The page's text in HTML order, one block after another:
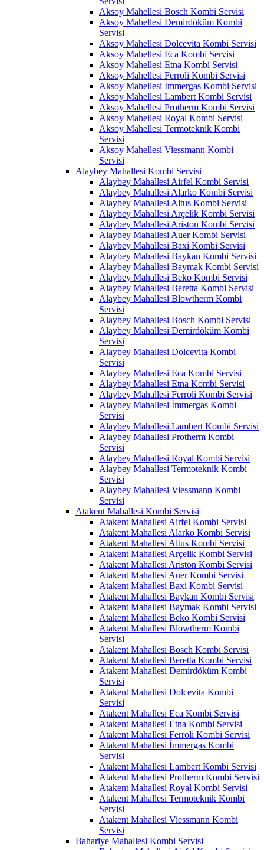
Aksoy Mahellesi Bosch Kombi Servisi
Aksoy Mahellesi Demirdöküm Kombi
Servisi
Aksoy Mahellesi Dolcevita Kombi Servisi
Aksoy Mahellesi Eca Kombi Servisi
Aksoy Mahellesi Etna Kombi Servisi
Aksoy Mahellesi Ferroli Kombi Servisi
Aksoy Mahellesi İmmergas Kombi Servisi
Aksoy Mahellesi Lambert Kombi Servisi
Aksoy Mahellesi Protherm Kombi Servisi
Aksoy Mahellesi Royal Kombi Servisi
Aksoy Mahellesi Termoteknik Kombi
Servisi
Aksoy Mahellesi Viessmann Kombi
Servisi
Alaybey Mahallesi Kombi Servisi
Alaybey Mahallesi Airfel Kombi Servisi
Alaybey Mahallesi Alarko Kombi Servisi
Alaybey Mahallesi Altus Kombi Servisi
Alaybey Mahallesi Arçelik Kombi Servisi
Alaybey Mahallesi Ariston Kombi Servisi
Alaybey Mahallesi Auer Kombi Servisi
Alaybey Mahallesi Baxi Kombi Servisi
Alaybey Mahallesi Baykan Kombi Servisi
Alaybey Mahallesi Baymak Kombi Servisi
Alaybey Mahallesi Beko Kombi Servisi
Alaybey Mahallesi Beretta Kombi Servisi
Alaybey Mahallesi Blowtherm Kombi
Servisi
Alaybey Mahallesi Bosch Kombi Servisi
Alaybey Mahallesi Demirdöküm Kombi
Servisi
Alaybey Mahallesi Dolcevita Kombi
Servisi
Alaybey Mahallesi Eca Kombi Servisi
Alaybey Mahallesi Etna Kombi Servisi
Alaybey Mahallesi Ferroli Kombi Servisi
Alaybey Mahallesi İmmergas Kombi
Servisi
Alaybey Mahallesi Lambert Kombi Servisi
Alaybey Mahallesi Protherm Kombi
Servisi
Alaybey Mahallesi Royal Kombi Servisi
Alaybey Mahallesi Termoteknik Kombi
Servisi
Alaybey Mahallesi Viessmann Kombi
Servisi
Atakent Mahallesi Kombi Servisi
Atakent Mahallesi Airfel Kombi Servisi
Atakent Mahallesi Alarko Kombi Servisi
Atakent Mahallesi Altus Kombi Servisi
Atakent Mahallesi Arçelik Kombi Servisi
Atakent Mahallesi Ariston Kombi Servisi
Atakent Mahallesi Auer Kombi Servisi
Atakent Mahallesi Baxi Kombi Servisi
Atakent Mahallesi Baykan Kombi Servisi
Atakent Mahallesi Baymak Kombi Servisi
Atakent Mahallesi Beko Kombi Servisi
Atakent Mahallesi Blowtherm Kombi
Servisi
Atakent Mahallesi Bosch Kombi Servisi
Atakent Mahallesi Beretta Kombi Servisi
Atakent Mahallesi Demirdöküm Kombi
Servisi
Atakent Mahallesi Dolcevita Kombi
Servisi
Atakent Mahallesi Eca Kombi Servisi
Atakent Mahallesi Etna Kombi Servisi
Atakent Mahallesi Ferroli Kombi Servisi
Atakent Mahallesi İmmergas Kombi
Servisi
Atakent Mahallesi Lambert Kombi Servisi
Atakent Mahallesi Protherm Kombi Servisi
Atakent Mahallesi Royal Kombi Servisi
Atakent Mahallesi Termoteknik Kombi
Servisi
Atakent Mahallesi Viessmann Kombi
Servisi
Bahariye Mahallesi Kombi Servisi